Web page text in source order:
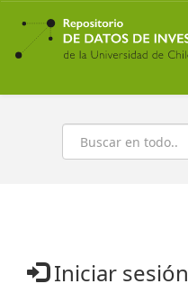
Ir
contenido
principal
Buscar
Iniciar sesión